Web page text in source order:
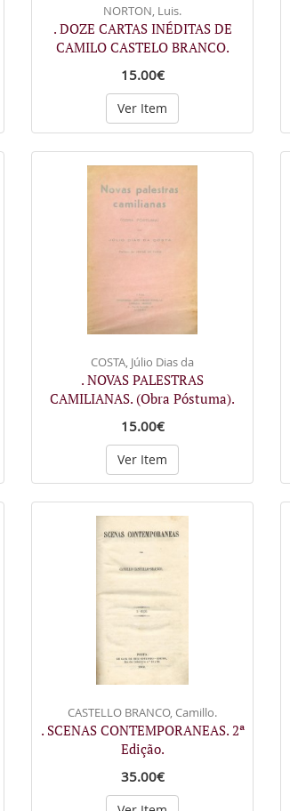
NORTON, Luis.
. DOZE CARTAS INÉDITAS DE
CAMILO CASTELO BRANCO.
15.00€
Ver Item
COSTA, Júlio Dias da
. NOVAS PALESTRAS
CAMILIANAS. (Obra Póstuma).
15.00€
Ver Item
CASTELLO BRANCO, Camillo.
. SCENAS CONTEMPORANEAS. 2ª
Edição.
35.00€